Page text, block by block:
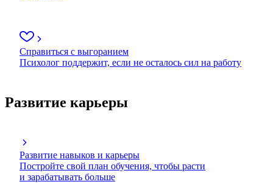
Справиться с выгоранием
Психолог поддержит, если не осталось сил на работу
Развитие карьеры
Развитие навыков и карьеры
Постройте свой план обучения, чтобы расти
и зарабатывать больше